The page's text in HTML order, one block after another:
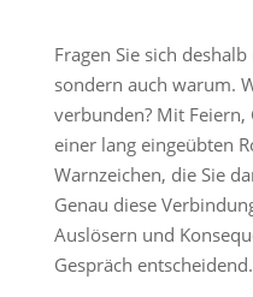
Fragen Sie sich
sondern auch warum.
verbunden? Mit
einer lang eingeübten
Warnzeichen, die Sie
Genau diese
Auslösern und
Gespräch entscheidend.